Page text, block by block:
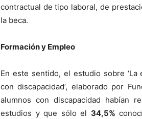
contractual de tipo laboral, de
la beca.
Formación y Empleo
En este sentido, el estudio sobre
con discapacidad’, elaborado por
alumnos con discapacidad habían
estudios y que sólo el 34,5%